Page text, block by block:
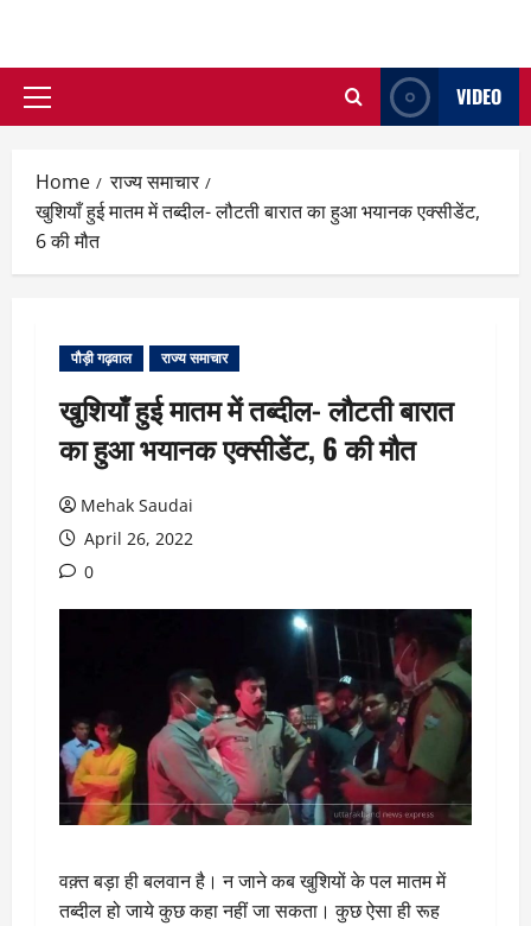
Primary
VIDEO
Home
राज्य समाचार
खुशियाँ हुई मातम में तब्दील- लौटती बारात का हुआ भयानक एक्सीडेंट,
6 की मौत
पौड़ी गढ़वाल राज्य समाचार
खुशियाँ हुई मातम में तब्दील- लौटती बारात
का हुआ भयानक एक्सीडेंट, 6 की मौत
Mehak Saudai
April 26, 2022
0
वक़्त बड़ा ही बलवान है। न जाने कब खुशियों के पल मातम में
तब्दील हो जाये कुछ कहा नहीं जा सकता। कुछ ऐसा ही रूह